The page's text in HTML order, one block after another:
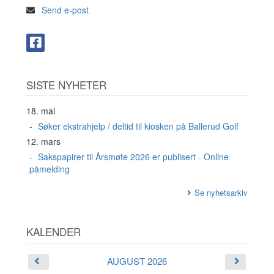
Send e-post
SISTE NYHETER
18. mai
Søker ekstrahjelp / deltid til kiosken på Ballerud Golf
12. mars
Sakspapirer til Årsmøte 2026 er publisert - Online
påmelding
Se nyhetsarkiv
KALENDER
AUGUST 2026